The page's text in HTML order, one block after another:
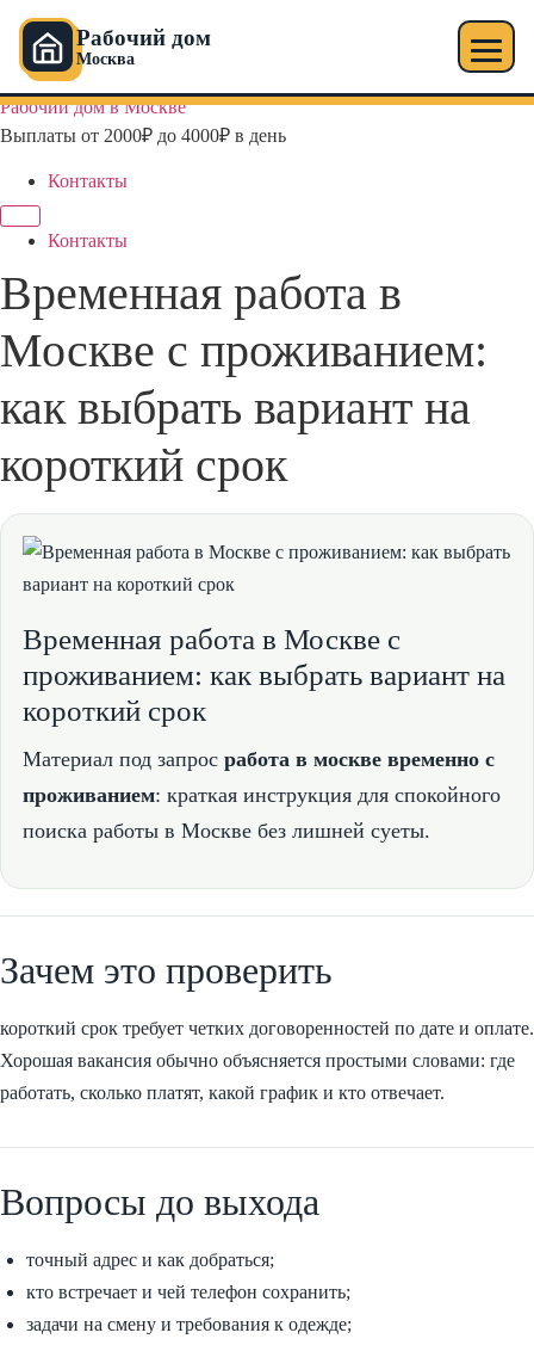
Рабочий дом
Москва
Перейти
к
Рабочий дом в Москве
Выплаты от 2000₽ до 4000₽ в день
Контакты
Контакты
Временная работа в
Москве с проживанием:
как выбрать вариант на
короткий срок
Временная работа в Москве с
проживанием: как выбрать вариант на
короткий срок
Материал под запрос работа в москве временно с
проживанием: краткая инструкция для спокойного
поиска работы в Москве без лишней суеты.
Зачем это проверить
короткий срок требует четких договоренностей по дате и оплате.
Хорошая вакансия обычно объясняется простыми словами: где
работать, сколько платят, какой график и кто отвечает.
Вопросы до выхода
точный адрес и как добраться;
кто встречает и чей телефон сохранить;
задачи на смену и требования к одежде;